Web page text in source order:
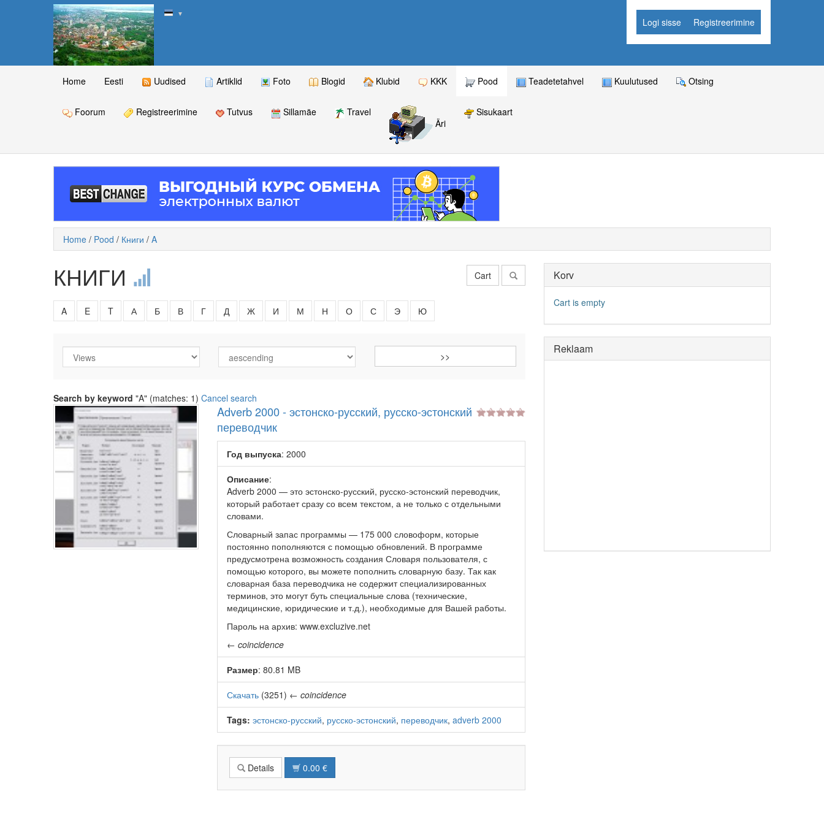
▼
Logi sisse Registreerimine
Home Eesti Uudised Artiklid Foto Blogid Klubid KKK Pood Teadetetahvel Kuulutused Otsing
Foorum Registreerimine Tutvus Sillamäe
Travel
Äri
Sisukaart
Home / Pood / Книги / A
Cart
КНИГИ
A E T А Б В Г Д Ж И М Н О С Э Ю
Search by keyword "A" (matches: 1) Cancel search
Adverb 2000 - эстонско-русский, русско-эстонский
переводчик
Год выпуска: 2000
Описание:
Adverb 2000 — это эстонско-русский, русско-эстонский переводчик,
который работает сразу со всем текстом, а не только с отдельными
словами.
Словарный запас программы — 175 000 словоформ, которые
постоянно пополняются с помощью обновлений. В программе
предусмотрена возможность создания Словаря пользователя, с
помощью которого, вы можете пополнить словарную базу. Так как
словарная база переводчика не содержит специализированных
терминов, это могут буть специальные слова (технические,
медицинские, юридические и т.д.), необходимые для Вашей работы.
Пароль на архив: www.excluzive.net
← coincidence
Размер: 80.81 MB
Скачать(3251) ← coincidence
Tags: эстонско-русский, русско-эстонский, переводчик, adverb 2000
Details 0.00 €
Korv
Cart is empty
Reklaam